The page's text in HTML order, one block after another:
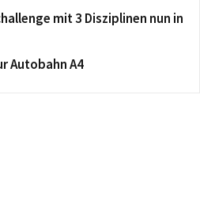
mit 3 Disziplinen nun in
Autobahn A4